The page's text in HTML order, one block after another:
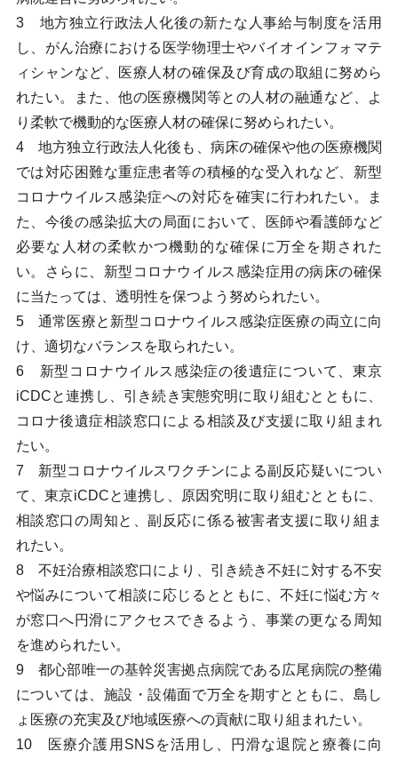
3 地方独立行政法人化後の新たな人事給与制度を活用
し、がん治療における医学物理士やバイオインフォマテ
ィシャンなど、医療人材の確保及び育成の取組に努めら
れたい。また、他の医療機関等との人材の融通など、よ
り柔軟で機動的な医療人材の確保に努められたい。
4 地方独立行政法人化後も、病床の確保や他の医療機関
では対応困難な重症患者等の積極的な受入れなど、新型
コロナウイルス感染症への対応を確実に行われたい。ま
た、今後の感染拡大の局面において、医師や看護師など
必要な人材の柔軟かつ機動的な確保に万全を期された
い。さらに、新型コロナウイルス感染症用の病床の確保
に当たっては、透明性を保つよう努められたい。
5 通常医療と新型コロナウイルス感染症医療の両立に向
け、適切なバランスを取られたい。
6 新型コロナウイルス感染症の後遺症について、東京
iCDCと連携し、引き続き実態究明に取り組むとともに、
コロナ後遺症相談窓口による相談及び支援に取り組まれ
たい。
7 新型コロナウイルスワクチンによる副反応疑いについ
て、東京iCDCと連携し、原因究明に取り組むとともに、
相談窓口の周知と、副反応に係る被害者支援に取り組ま
れたい。
8 不妊治療相談窓口により、引き続き不妊に対する不安
や悩みについて相談に応じるとともに、不妊に悩む方々
が窓口へ円滑にアクセスできるよう、事業の更なる周知
を進められたい。
9 都心部唯一の基幹災害拠点病院である広尾病院の整備
については、施設・設備面で万全を期すとともに、島し
ょ医療の充実及び地域医療への貢献に取り組まれたい。
10 医療介護用SNSを活用し、円滑な退院と療養に向